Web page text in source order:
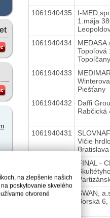
1061940435
I-
1.mája
1061940434
MEDASA
Topoľová
Topoľčany
1061940433
Piešťany
1061940432
Daffi
Rabčická
1061940431
Vlčie
Bratislava
FINAL -
1061940426
SWAN,
Borská
na zlepšenie našich
poskytovanie skvelého
otvorené